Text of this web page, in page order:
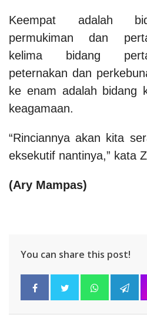
Keempat adalah
permukiman dan
kelima bidang
peternakan dan
ke enam adalah bidang
keagamaan.
“Rinciannya akan kita
eksekutif nantinya,” kata
(Ary Mampas)
You can share this post!